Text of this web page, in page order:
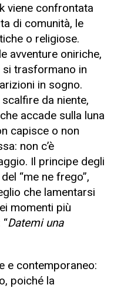
viene confrontata
di comunità, le
o religiose.
avventure oniriche,
si trasformano in
in sogno.
da niente,
accade sulla luna
capisce o non
non c’è
Il principe degli
“me ne frego”,
che lamentarsi
momenti più
Datemi una
e contemporaneo:
poiché la